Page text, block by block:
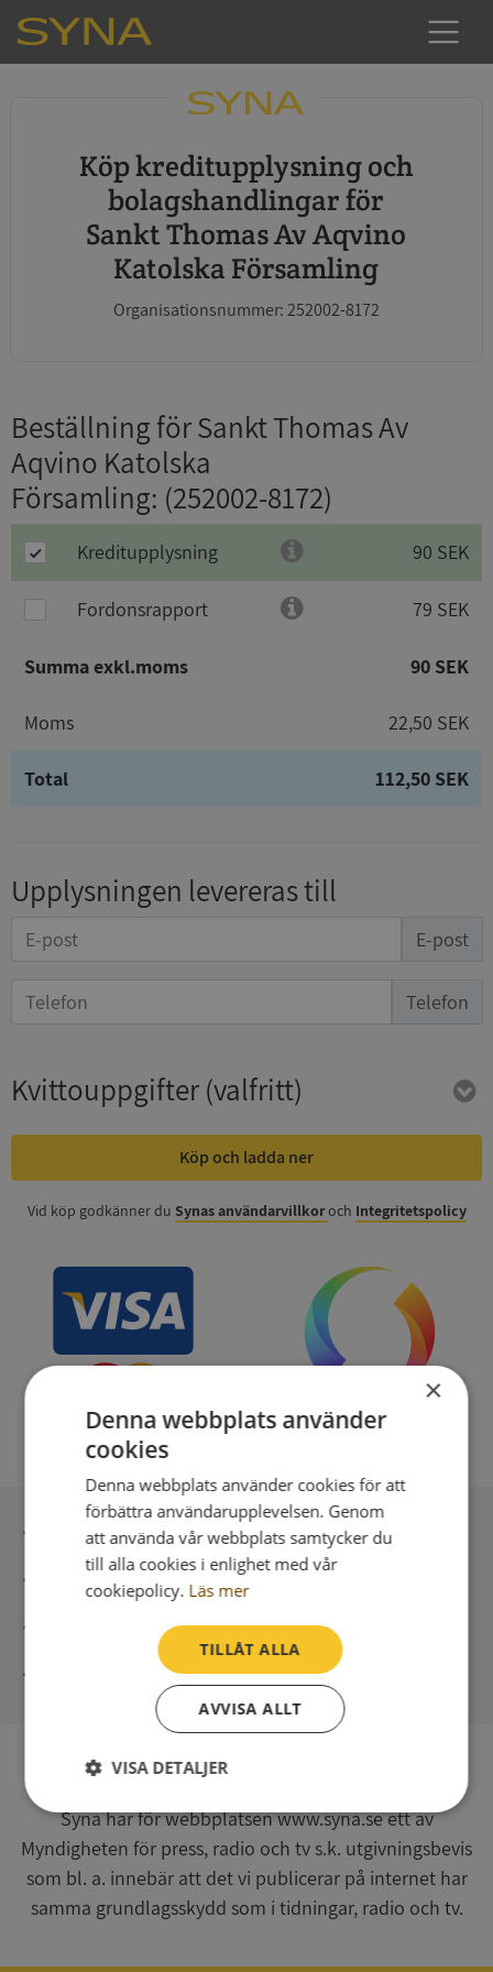
Köp kreditupplysning och
bolagshandlingar för
Sankt Thomas Av Aqvino
Katolska Församling
Organisationsnummer: 252002-8172
Beställning för Sankt Thomas Av
Aqvino Katolska
Församling: (252002-8172)
Kreditupplysning 90 SEK
Fordonsrapport 79 SEK
Summa exkl.moms 90 SEK
Moms 22,50 SEK
Total 112,50 SEK
Upplysningen levereras till
E-post
Telefon
Kvittouppgifter(valfritt)
Köp och ladda ner
Vid köp godkänner du Synas användarvillkoroch Integritetspolicy
Inga kopior till omfrågad
Säker betalning med stripe
Direkt digital leverans
Syna - Kreditupplysningar sedan 1947
Syna har för webbplatsen www.syna.se ett av
Myndigheten för press, radio och tv s.k. utgivningsbevis
som bl. a. innebär att det vi publicerar på internet har
samma grundlagsskydd som i tidningar, radio och tv.
×
Denna webbplats använder
cookies
Denna webbplats använder cookies för att
förbättra användarupplevelsen. Genom
att använda vår webbplats samtycker du
till alla cookies i enlighet med vår
cookiepolicy. Läs mer
TILLÅT ALLA
AVVISA ALLT
VISA DETALJER
Strikt
Prestanda Inriktning
Funktioner Oklassificerade